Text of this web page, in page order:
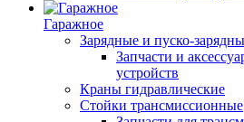
Гаражное
Зарядные и пуско-
Запчасти и
устройств
Краны гидравлические
Стойки трансмиссионные